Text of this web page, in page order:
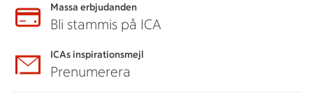
Massa erbjudanden
Bli stammis på ICA
ICAs inspirationsmejl
Prenumerera